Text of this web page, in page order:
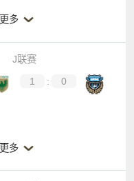
更多
J联赛
1 :
0
更多